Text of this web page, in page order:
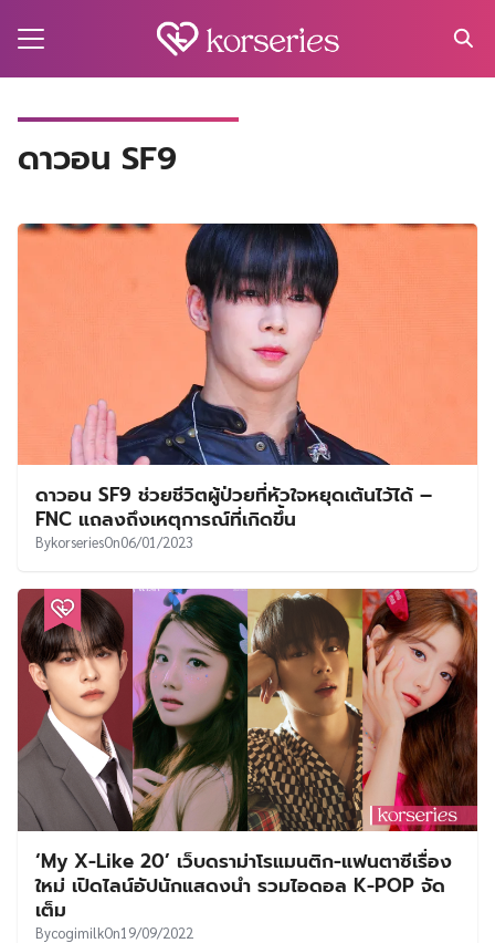
ดาวอน SF9
ดาวอน SF9 ช่วยชีวิตผู้ป่วยที่หัวใจหยุดเต้นไว้ได้ –
FNC แถลงถึงเหตุการณ์ที่เกิดขึ้น
BykorseriesOn06/01/2023
‘My X-Like 20’ เว็บดราม่าโรแมนติก-แฟนตาซีเรื่อง
ใหม่ เปิดไลน์อัปนักแสดงนำ รวมไอดอล K-POP จัด
เต็ม
BycogimilkOn19/09/2022